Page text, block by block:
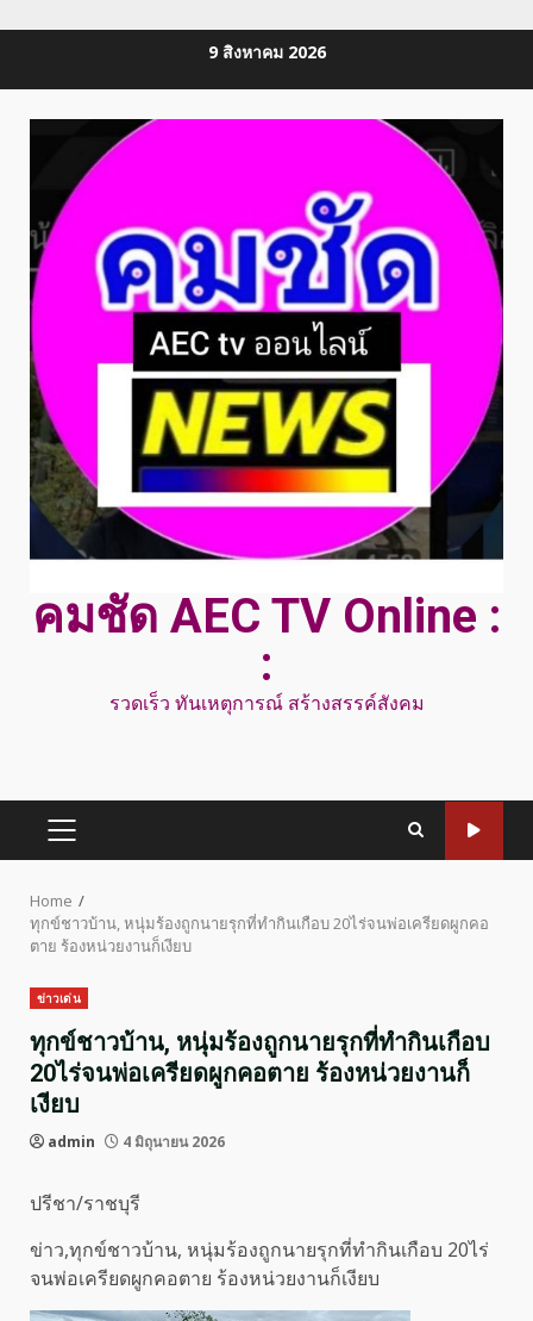
9 สิงหาคม 2026
คมชัด AEC TV Online :
:
รวดเร็ว ทันเหตุการณ์ สร้างสรรค์สังคม
PRIMARY
Home
ทุกข์ชาวบ้าน, หนุ่มร้องถูกนายรุกที่ทำกินเกือบ 20ไร่จนพ่อเครียดผูกคอ
ตาย ร้องหน่วยงานก็เงียบ
ข่าวเด่น
ทุกข์ชาวบ้าน, หนุ่มร้องถูกนายรุกที่ทำกินเกือบ
20ไร่จนพ่อเครียดผูกคอตาย ร้องหน่วยงานก็
เงียบ
admin 4 มิถุนายน 2026
ปรีชา/ราชบุรี
ข่าว,ทุกข์ชาวบ้าน, หนุ่มร้องถูกนายรุกที่ทำกินเกือบ 20ไร่
จนพ่อเครียดผูกคอตาย ร้องหน่วยงานก็เงียบ